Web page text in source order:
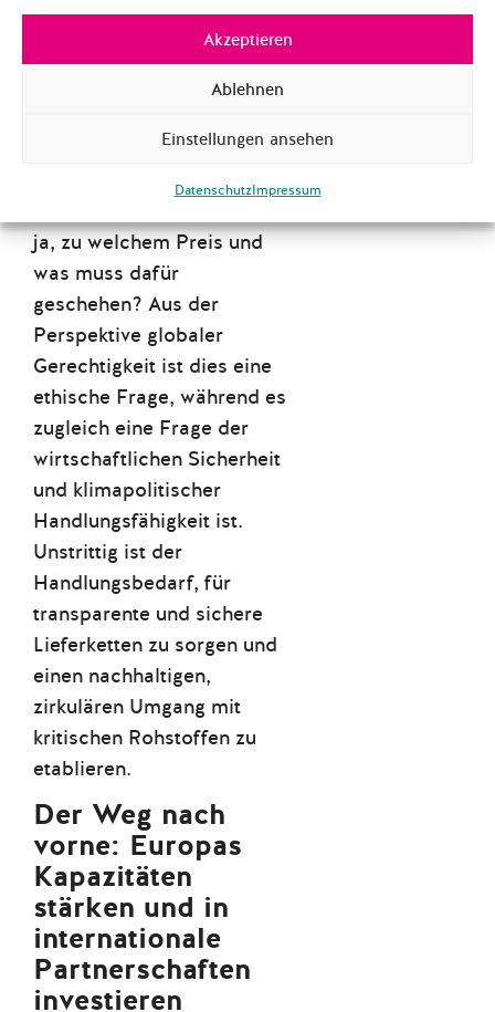
Akzeptieren
Ablehnen
Einstellungen ansehen
DatenschutzImpressum
verbessern lassen, und ob
‘Bergbaurenaissance’
überhaupt möglich und
ja, zu welchem Preis und
was muss dafür
geschehen? Aus der
Perspektive globaler
Gerechtigkeit ist dies eine
ethische Frage, während es
zugleich eine Frage der
wirtschaftlichen Sicherheit
und klimapolitischer
Handlungsfähigkeit ist.
Unstrittig ist der
Handlungsbedarf, für
transparente und sichere
Lieferketten zu sorgen und
einen nachhaltigen,
zirkulären Umgang mit
kritischen Rohstoffen zu
etablieren.
Der Weg nach
vorne: Europas
Kapazitäten
stärken und in
internationale
Partnerschaften
investieren